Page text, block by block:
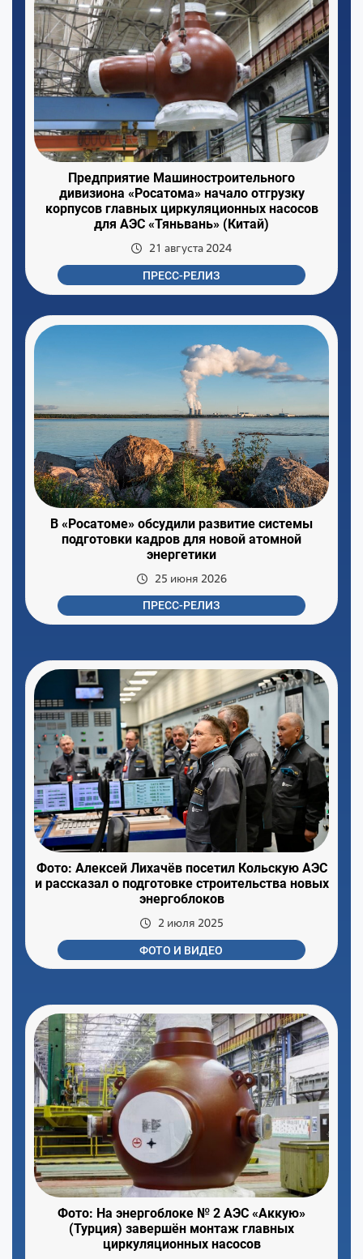
Предприятие Машиностроительного
дивизиона «Росатома» начало отгрузку
корпусов главных циркуляционных насосов
для АЭС «Тяньвань» (Китай)
21 августа 2024
ПРЕСС-РЕЛИЗ
В «Росатоме» обсудили развитие системы
подготовки кадров для новой атомной
энергетики
25 июня 2026
ПРЕСС-РЕЛИЗ
Фото: Алексей Лихачёв посетил Кольскую АЭС
и рассказал о подготовке строительства новых
энергоблоков
2 июля 2025
ФОТО И ВИДЕО
Фото: На энергоблоке № 2 АЭС «Аккую»
(Турция) завершён монтаж главных
циркуляционных насосов